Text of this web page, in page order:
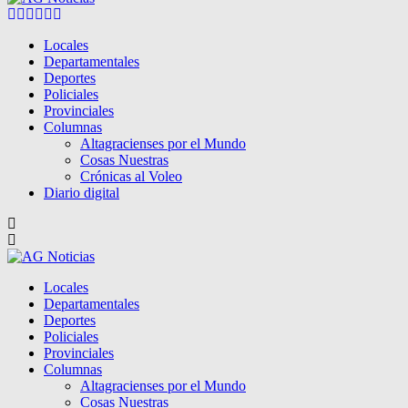
Facebook
Twitter
Instagram
Pinterest
Google
Locales
Departamentales
Deportes
Policiales
Provinciales
Columnas
Altagracienses por el Mundo
Cosas Nuestras
Crónicas al Voleo
Diario digital
Locales
Departamentales
Deportes
Policiales
Provinciales
Columnas
Altagracienses por el Mundo
Cosas Nuestras